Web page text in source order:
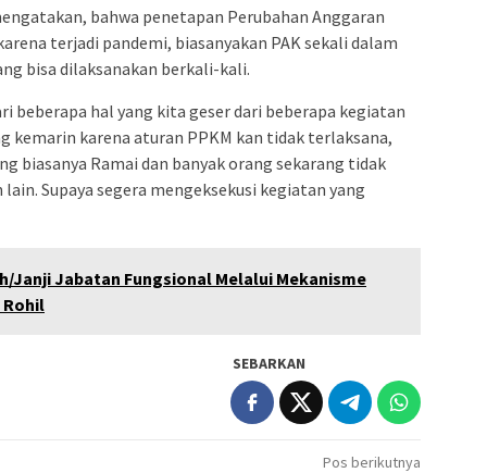
bahwa penetapan Perubahan Anggaran
terjadi pandemi, biasanyakan PAK sekali dalam
bisa dilaksanakan berkali-kali.
beberapa hal yang kita geser dari beberapa kegiatan
kemarin karena aturan PPKM kan tidak terlaksana,
biasanya Ramai dan banyak orang sekarang tidak
Supaya segera mengeksekusi kegiatan yang
Janji Jabatan Fungsional Melalui Mekanisme
Rohil
SEBARKAN
Pos berikutnya